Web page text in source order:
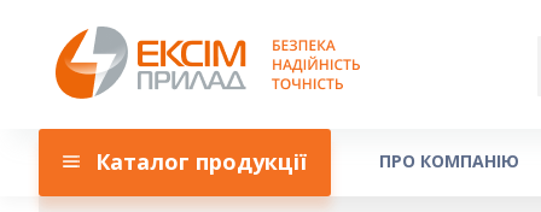
Каталог продукції ПРО КОМПАНІЮ